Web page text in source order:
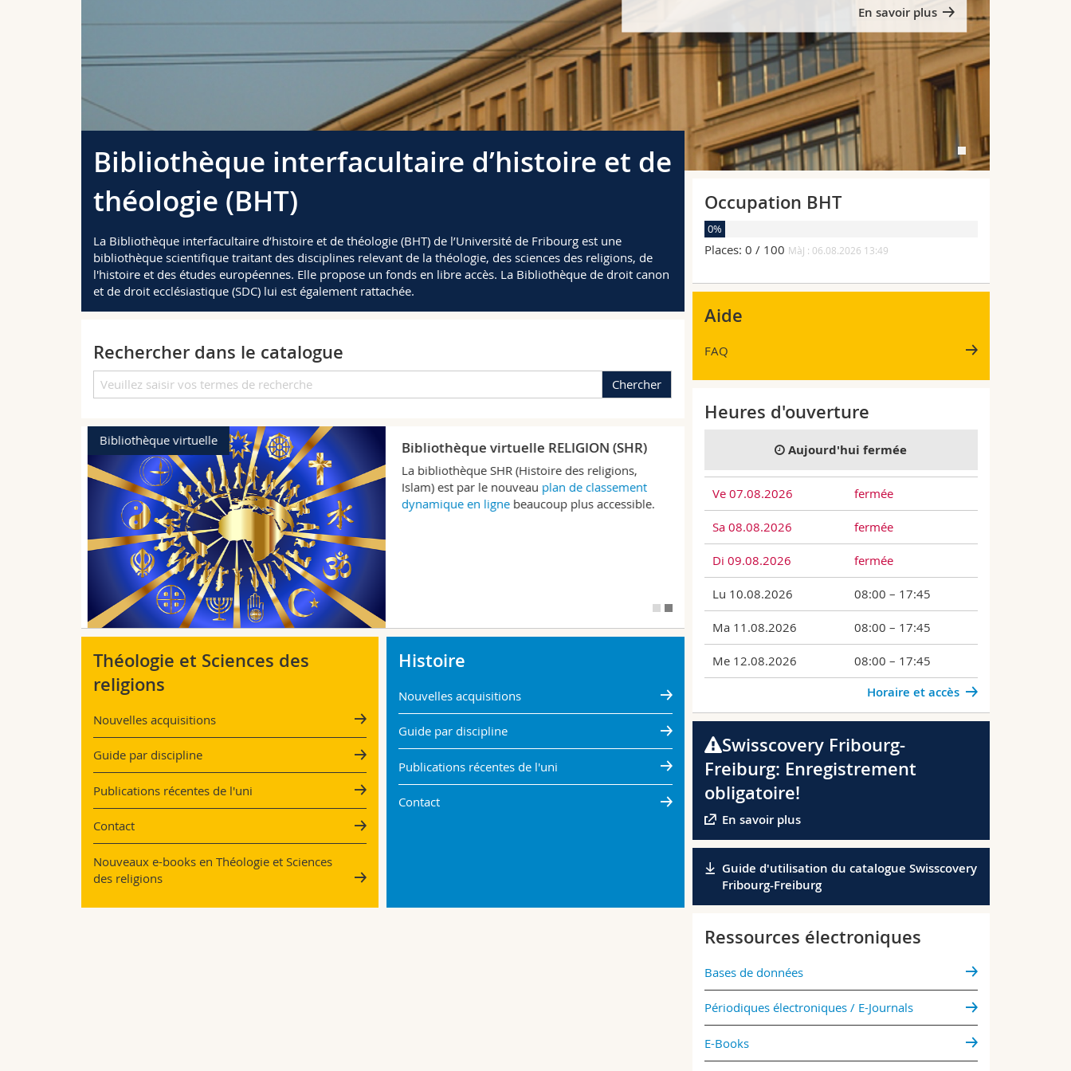
En savoir plus
Bibliothèque interfacultaire d’histoire et de
théologie (BHT)
La Bibliothèque interfacultaire d’histoire et de théologie (BHT) de l’Université de Fribourg est une
bibliothèque scientifique traitant des disciplines relevant de la théologie, des sciences des religions, de
l'histoire et des études européennes. Elle propose un fonds en libre accès. La Bibliothèque de droit canon
et de droit ecclésiastique (SDC) lui est également rattachée.
Rechercher dans le catalogue
Chercher
Bibliothèque virtuelle Bibliothèque virtuelle RELIGION (SHR)
La bibliothèque SHR (Histoire des religions,
Islam) est par le nouveauplan de classement
dynamique en lignebeaucoup plus accessible.
Théologie et Sciences des
religions
Nouvelles acquisitions
Guide par discipline
Publications récentes de l'uni
Contact
Nouveaux e-books en Théologie et Sciences
des religions
Histoire
Nouvelles acquisitions
Guide par discipline
Publications récentes de l'uni
Contact
Occupation BHT
0%
Places: 0 / 100 MàJ : 06.08.2026 13:49
Aide
FAQ
Heures d'ouverture
Aujourd'hui fermée
Ve 07.08.2026 fermée
Sa 08.08.2026 fermée
Di 09.08.2026 fermée
Lu 10.08.2026 08:00 – 17:45
Ma 11.08.2026 08:00 – 17:45
Me 12.08.2026 08:00 – 17:45
Horaire et accès
Swisscovery Fribourg-
Freiburg: Enregistrement
obligatoire!
En savoir plus
Guide d'utilisation du catalogue Swisscovery
Fribourg-Freiburg
Ressources électroniques
Bases de données
Périodiques électroniques / E-Journals
E-Books